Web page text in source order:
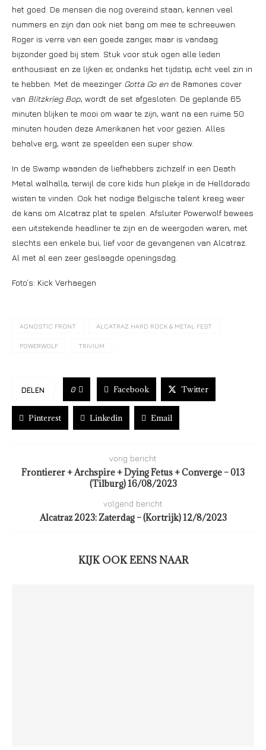
het goed. De mensen die nog overeind staan, kennen veel
nummers en zijn dan ook niet bang om mee te schreeuwen.
Roger is verre van een goede zanger, maar is vandaag
bijzonder goed bij stem. Stuk voor stuk ogen alle leden
enthousiast en ze lijken er, ondanks het tijdstip, echt veel zin in
te hebben. Met de meezinger Gotta Go en de Ramones cover
van Blitzkrieg Bop, wordt de set afgesloten. De geplande 65
minuten blijken te mooi om waar te zijn, want na een ruime 50
minuten houden deze Amerikanen het voor gezien. Alles
behalve erg, want ze speelden een super show.
In de Swamp waanden de liefhebbers zichzelf in een Death
Metal walhalla, terwijl de core kids hun plekje in de Helldorado
wisten te vinden. Ook het nodige Belgische talent kreeg weer
de kans om Alcatraz plat te spelen. Afsluiter Powerwolf bewees
een uitstekende headliner te zijn en de weergoden waren, met
slechts een enkele bui, lief voor de gevangenen van Alcatraz.
Al met al een zeer geslaagde openingsdag.
Foto’s: Kick Verhaegen
AGNOSTIC FRONT ALCATRAZ HARD ROCK & METAL FEST
POWERWOLF TRIVIUM
DELEN 0 Facebook Twitter
Pinterest Linkedin Email
vorig bericht
Frontierer + Archspire + Dying Fetus + Converge – 013
(Tilburg) 16/08/2023
volgend bericht
Alcatraz 2023: Zaterdag – (Kortrijk) 12/8/2023
KIJK OOK EENS NAAR